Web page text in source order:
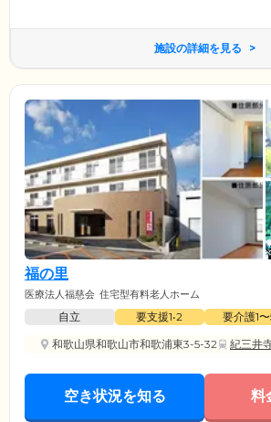
施設の詳細を見る
福の里
医療法人福慈会 住宅型有料老人ホーム
自立 要支援1•2 要介護1
和歌山県和歌山市和歌浦東3-5-32
紀三井
空き状況を知る 料